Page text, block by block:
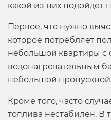
какой из них подойдет
Первое, что нужно
которое потребляет
небольшой квартиры с
водонагревательным
небольшой
Кроме того, часто
топлива нестабилен. В